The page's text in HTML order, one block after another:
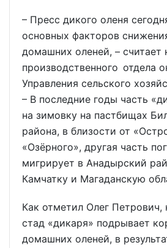
– Пресс дикого оленя
основных факторов
домашних оленей, – считает
производственного отдела
Управления сельского
– В последние годы часть
на зимовку на пастбищах
района, в близости от
«Озёрного», другая часть
мигрирует в Анадырский
Камчатку и Магаданскую
Как отметил Олег Петрович,
стад «дикаря» подрывает
домашних оленей, в